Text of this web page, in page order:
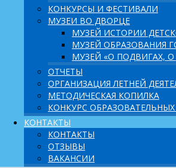
КОНКУРСЫ И ФЕСТИВАЛИ
МУЗЕИ ВО ДВОРЦЕ
МУЗЕЙ ИСТОРИИ
МУЗЕЙ ОБРАЗОВАНИЯ
МУЗЕЙ «О ПОДВИГАХ,
ОТЧЕТЫ
ОРГАНИЗАЦИЯ ЛЕТНЕЙ
МЕТОДИЧЕСКАЯ КОПИЛКА
КОНКУРС
КОНТАКТЫ
КОНТАКТЫ
ОТЗЫВЫ
ВАКАНСИИ